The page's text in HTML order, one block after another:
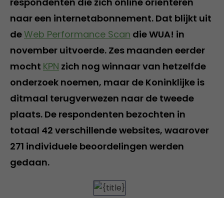
naar een internetabonnement. Dat blijkt uit
deWeb Performance Scan die WUA! in
november uitvoerde. Zes maanden eerder
mocht KPN zich nog winnaar van hetzelfde
onderzoek noemen, maar de Koninklijke is
ditmaal terugverwezen naar de tweede
plaats. De respondenten bezochten in
totaal 42 verschillende websites, waarover
271 individuele beoordelingen werden
gedaan.